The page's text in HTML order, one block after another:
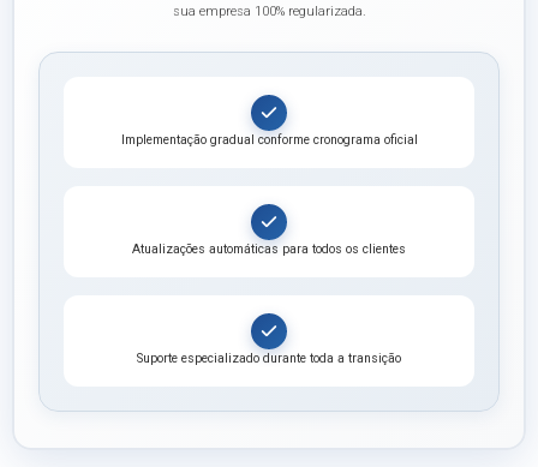
sua empresa 100% regularizada.
Implementação gradual conforme cronograma oficial
Atualizações automáticas para todos os clientes
Suporte especializado durante toda a transição